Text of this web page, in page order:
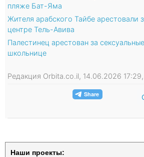
пляже Бат-Яма
Жителя арабского Тайбе арестовали
центре Тель-Авива
Палестинец арестован за
школьнице
Редакция Orbita.co.il, 14.06.2026
Наши проекты: